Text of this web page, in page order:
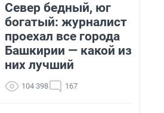
Север бедный, юг
богатый: журналист
проехал все города
Башкирии — какой из
них лучший
104 398 167